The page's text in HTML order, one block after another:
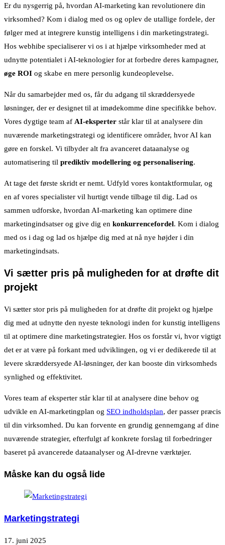
Er du nysgerrig på, hvordan AI-marketing kan revolutionere din
virksomhed? Kom i dialog med os og oplev de utallige fordele, der
følger med at integrere kunstig intelligens i din marketingstrategi.
Hos webhibe specialiserer vi os i at hjælpe virksomheder med at
udnytte potentialet i AI-teknologier for at forbedre deres kampagner,
øge ROI og skabe en mere personlig kundeoplevelse.
Når du samarbejder med os, får du adgang til skræddersyede
løsninger, der er designet til at imødekomme dine specifikke behov.
Vores dygtige team af AI-eksperter står klar til at analysere din
nuværende marketingstrategi og identificere områder, hvor AI kan
gøre en forskel. Vi tilbyder alt fra avanceret dataanalyse og
automatisering til prediktiv modellering og personalisering.
At tage det første skridt er nemt. Udfyld vores kontaktformular, og
en af vores specialister vil hurtigt vende tilbage til dig. Lad os
sammen udforske, hvordan AI-marketing kan optimere dine
marketingindsatser og give dig en konkurrencefordel. Kom i dialog
med os i dag og lad os hjælpe dig med at nå nye højder i din
marketingindsats.
Vi sætter pris på muligheden for at drøfte dit
projekt
Vi sætter stor pris på muligheden for at drøfte dit projekt og hjælpe
dig med at udnytte den nyeste teknologi inden for kunstig intelligens
til at optimere dine marketingstrategier. Hos os forstår vi, hvor vigtigt
det er at være på forkant med udviklingen, og vi er dedikerede til at
levere skræddersyede AI-løsninger, der kan booste din virksomheds
synlighed og effektivitet.
Vores team af eksperter står klar til at analysere dine behov og
udvikle en AI-marketingplan og SEO indholdsplan, der passer præcis
til din virksomhed. Du kan forvente en grundig gennemgang af dine
nuværende strategier, efterfulgt af konkrete forslag til forbedringer
baseret på avancerede dataanalyser og AI-drevne værktøjer.
Måske kan du også lide
Marketingstrategi
17. juni 2025